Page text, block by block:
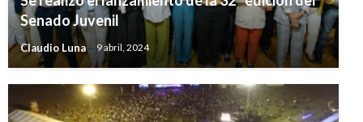
Senado Juvenil
Claudio Luna 9 abril, 2024